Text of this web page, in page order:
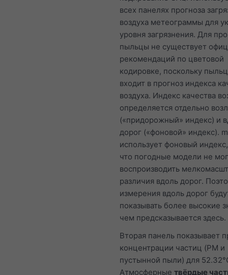
всех панелях прогноза
воздуха метеограммы для
уровня загрязнения. Для
пыльцы не существует
рекомендаций по цветовой
кодировке, поскольку
входит в прогноз индекса
воздуха. Индекс качества
определяется отдельно
(«придорожный» индекс) и
дорог («фоновой» индекс).
использует фоновый
что погодные модели не
воспроизводить
различия вдоль дорог.
измерения вдоль дорог
показывать более высокие
чем предсказывается здесь.
Вторая панель показывает
концентрации частиц (PM и
пустынной пыли) для
Атмосферные твёрдые